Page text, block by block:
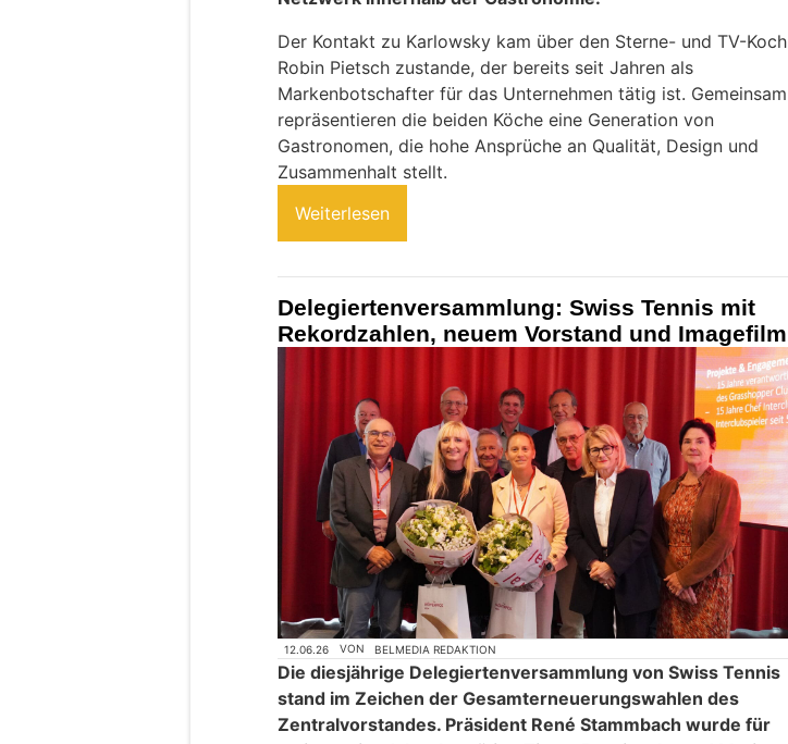
Der Kontakt zu Karlowsky kam über den Sterne- und TV-Koch
Robin Pietsch zustande, der bereits seit Jahren als
Markenbotschafter für das Unternehmen tätig ist. Gemeinsam
repräsentieren die beiden Köche eine Generation von
Gastronomen, die hohe Ansprüche an Qualität, Design und
Zusammenhalt stellt.
Weiterlesen
Delegiertenversammlung: Swiss Tennis mit
Rekordzahlen, neuem Vorstand und Imagefilm
12.06.26 VON BELMEDIA REDAKTION
Die diesjährige Delegiertenversammlung von Swiss Tennis
stand im Zeichen der Gesamterneuerungswahlen des
Zentralvorstandes. Präsident René Stammbach wurde für